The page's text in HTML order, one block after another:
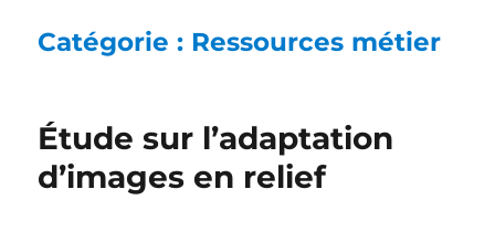
Catégorie : Ressources métier
Étude sur l’adaptation
d’images en relief